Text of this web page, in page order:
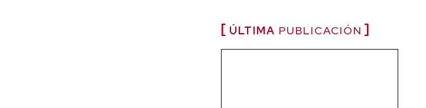
ÚLTIMA PUBLICACIÓN